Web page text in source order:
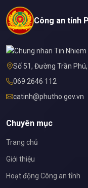
Công an tỉnh
Số 51, Đường Trần
069 2646 112
catinh@phutho.gov.vn
Chuyên mục
Trang chủ
Giới thiệu
Hoạt động Công an tỉnh